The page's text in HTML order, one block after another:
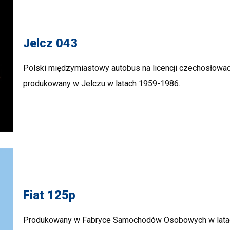
Jelcz 043
Polski międzymiastowy autobus na licencji
produkowany w Jelczu w latach 1959-1986.
Fiat 125p
Produkowany w Fabryce Samochodów Osobowych w